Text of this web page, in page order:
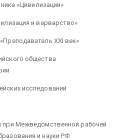
«Цивилизации»
и варварство»
XXI век»
общества
исследований
при Межведомственной рабочей
и науки РФ